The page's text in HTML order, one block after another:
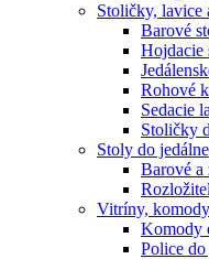
Stoličky, lavice
Barové
Hojdacie
Rohové
Sedacie
Stoličky
Stoly do jedálne
Barové a
Vitríny,
Komody
Police do